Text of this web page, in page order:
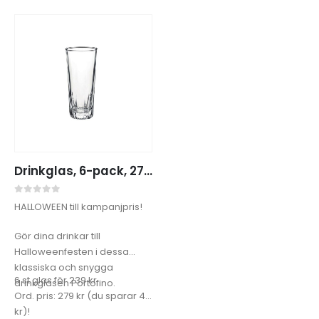
Drinkglas, 6-pack, 27 cl, PORTOFINO
HALLOWEEN till kampanjpris!
Gör dina drinkar till
Halloweenfesten i dessa
klassiska och snygga
drinkglasen Portofino.
6 st glas för 239 kr
Ord. pris: 279 kr (du sparar 40
kr)!